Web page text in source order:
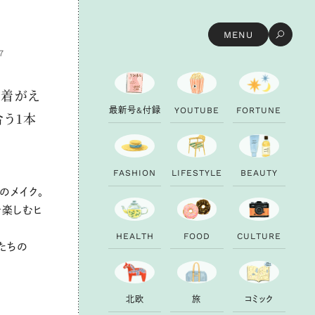
MENU
がえ
1本
イク。
しむヒ
ちの
最新号&付録 YOUTU B E FORTU N E
FAS H ION LI FESTYLE B EAUTY
H EALTH FOOD CU LTU RE
北欧 旅 コ ミ ック